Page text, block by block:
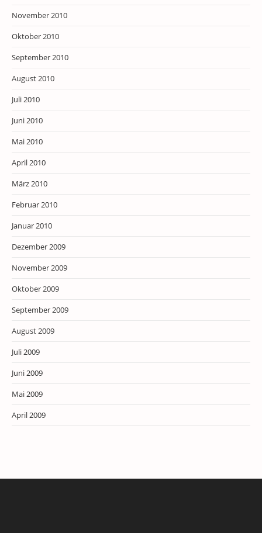
November 2010
Oktober 2010
September 2010
August 2010
Juli 2010
Juni 2010
Mai 2010
April 2010
März 2010
Februar 2010
Januar 2010
Dezember 2009
November 2009
Oktober 2009
September 2009
August 2009
Juli 2009
Juni 2009
Mai 2009
April 2009